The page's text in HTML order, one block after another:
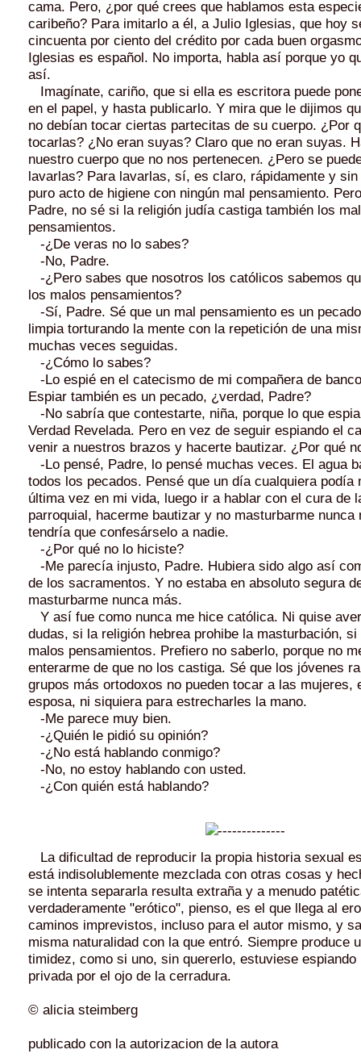
cama. Pero, ¿por qué crees que hablamos esta
caribeño? Para imitarlo a él, a Julio Iglesias, que hoy
cincuenta por ciento del crédito por cada buen
Iglesias es español. No importa, habla así porque yo
así.
Imagínate, cariño, que si ella es escritora puede
en el papel, y hasta publicarlo. Y mira que le dijimos
no debían tocar ciertas partecitas de su cuerpo. ¿Por
tocarlas? ¿No eran suyas? Claro que no eran suyas.
nuestro cuerpo que no nos pertenecen. ¿Pero se
lavarlas? Para lavarlas, sí, es claro, rápidamente y
puro acto de higiene con ningún mal pensamiento.
Padre, no sé si la religión judía castiga también los
pensamientos.
-¿De veras no lo sabes?
-No, Padre.
-¿Pero sabes que nosotros los católicos sabemos
los malos pensamientos?
-Sí, Padre. Sé que un mal pensamiento es un
limpia torturando la mente con la repetición de una
muchas veces seguidas.
-¿Cómo lo sabes?
-Lo espié en el catecismo de mi compañera de
Espiar también es un pecado, ¿verdad, Padre?
-No sabría que contestarte, niña, porque lo que
Verdad Revelada. Pero en vez de seguir espiando el
venir a nuestros brazos y hacerte bautizar. ¿Por qué
-Lo pensé, Padre, lo pensé muchas veces. El agua
todos los pecados. Pensé que un día cualquiera podía
última vez en mi vida, luego ir a hablar con el cura de
parroquial, hacerme bautizar y no masturbarme nunca
tendría que confesárselo a nadie.
-¿Por qué no lo hiciste?
-Me parecía injusto, Padre. Hubiera sido algo así
de los sacramentos. Y no estaba en absoluto segura
masturbarme nunca más.
Y así fue como nunca me hice católica. Ni quise
dudas, si la religión hebrea prohibe la masturbación,
malos pensamientos. Prefiero no saberlo, porque no
enterarme de que no los castiga. Sé que los jóvenes
grupos más ortodoxos no pueden tocar a las mujeres,
esposa, ni siquiera para estrecharles la mano.
-Me parece muy bien.
-¿Quién le pidió su opinión?
-¿No está hablando conmigo?
-No, no estoy hablando con usted.
-¿Con quién está hablando?
La dificultad de reproducir la propia historia sexual
está indisolublemente mezclada con otras cosas y
se intenta separarla resulta extraña y a menudo
verdaderamente "erótico", pienso, es el que llega al
caminos imprevistos, incluso para el autor mismo, y
misma naturalidad con la que entró. Siempre produce
timidez, como si uno, sin quererlo, estuviese espiando
privada por el ojo de la cerradura.
© alicia steimberg
publicado con la autorizacion de la autora